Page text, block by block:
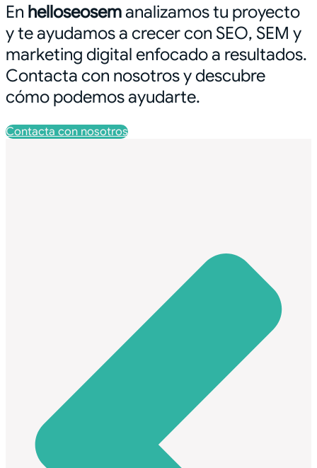
En helloseosemanalizamos tu proyecto
y te ayudamos a crecer con SEO, SEM y
marketing digital enfocado a resultados.
Contacta con nosotros y descubre
cómo podemos ayudarte.
Contacta con nosotros